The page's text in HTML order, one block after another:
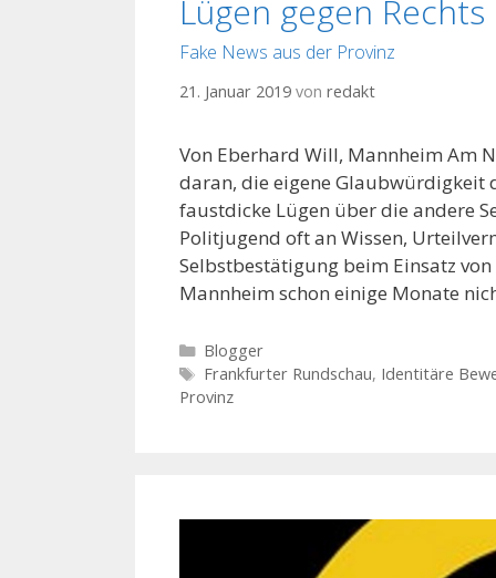
Lügen gegen Rechts
Fake News aus der Provinz
21. Januar 2019 von redakt
Von Eberhard Will, Mannheim Am
daran, die eigene Glaubwürdigkeit
faustdicke Lügen über die andere
Politjugend oft an Wissen,
Selbstbestätigung beim Einsatz
Mannheim schon einige Monate
K
a
t
Blogger
S
c
Frankfurter Rundschau, Identitäre
Provinz